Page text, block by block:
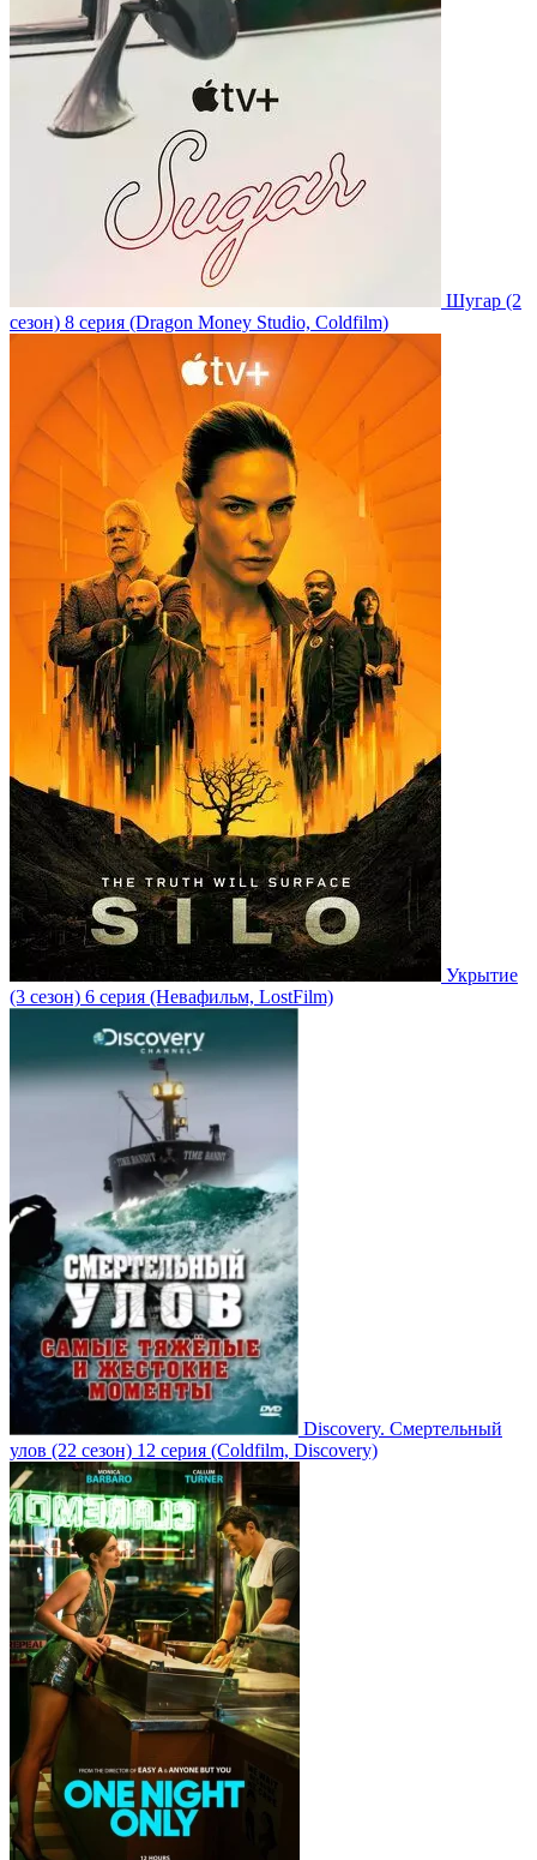
Шугар (2
сезон) 8 серия (Dragon Money Studio, Coldfilm)
Укрытие
(3 сезон) 6 серия (Невафильм, LostFilm)
Discovery. Смертельный
улов (22 сезон) 12 серия (Coldfilm, Discovery)